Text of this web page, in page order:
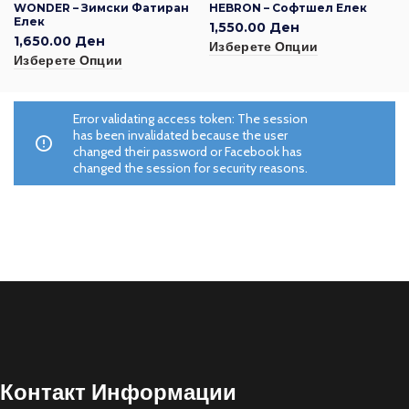
WONDER – Зимски Фатиран
Елек
1,650.00 Ден
Изберете Опции
HEBRON – Софтшел Елек
1,550.00 Ден
Изберете Опции
Error validating access token: The session
has been invalidated because the user
changed their password or Facebook has
changed the session for security reasons.
Контакт Информации